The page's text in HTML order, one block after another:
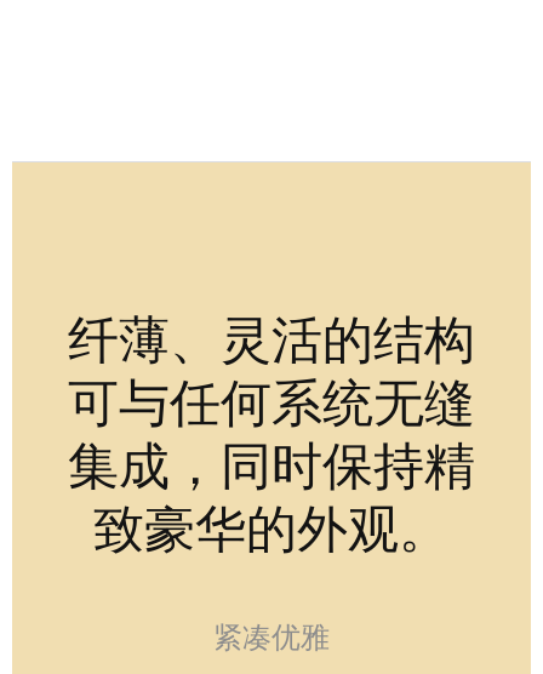
纤薄、灵活的结构
可与任何系统无缝
集成，同时保持精
致豪华的外观。
紧凑优雅